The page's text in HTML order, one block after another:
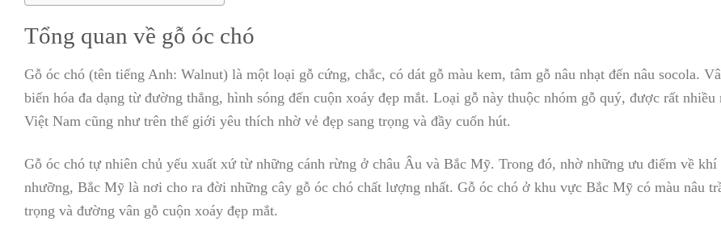
Tổng quan về gỗ óc chó
Gỗ óc chó (tên tiếng Anh: Walnut) là một loại gỗ cứng, chắc, có dát gỗ màu kem, tâm gỗ nâu nhạt đến nâu socola.
biến hóa đa dạng từ đường thẳng, hình sóng đến cuộn xoáy đẹp mắt. Loại gỗ này thuộc nhóm gỗ quý, được rất
Việt Nam cũng như trên thế giới yêu thích nhờ vẻ đẹp sang trọng và đầy cuốn hút.
Gỗ óc chó tự nhiên chủ yếu xuất xứ từ những cánh rừng ở châu Âu và Bắc Mỹ. Trong đó, nhờ những ưu điểm về khí
nhưỡng, Bắc Mỹ là nơi cho ra đời những cây gỗ óc chó chất lượng nhất. Gỗ óc chó ở khu vực Bắc Mỹ có màu nâu
trọng và đường vân gỗ cuộn xoáy đẹp mắt.